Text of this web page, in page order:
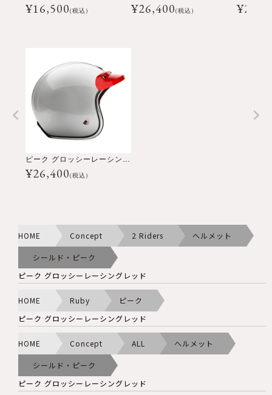
¥16,500(税込) ¥26,400(税込) ¥
ピーク グロッシーレーシングレッド
¥26,400(税込)
HOME Concept 2 Riders ヘルメット
シールド・ピーク
ピーク グロッシーレーシングレッド
HOME Ruby
ピーク
ピーク グロッシーレーシングレッド
HOME Concept ALL ヘルメット
シールド・ピーク
ピーク グロッシーレーシングレッド